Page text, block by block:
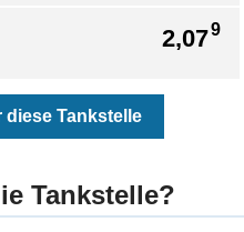
2,079
diese Tankstelle
Tankstelle?